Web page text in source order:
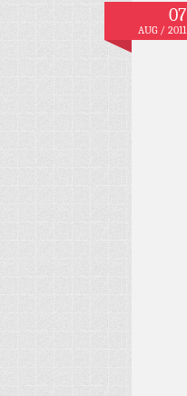
07
AUG / 2011